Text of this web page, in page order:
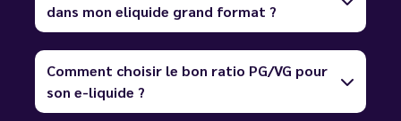
dans mon eliquide grand format ?
Comment choisir le bon ratio PG/VG pour
son e-liquide ?